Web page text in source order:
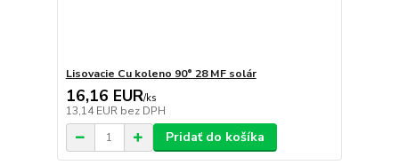
Lisovacie Cu koleno 90° 28 MF solár
16,16 EUR/ks
13,14 EUR bez DPH
Pridať do košíka